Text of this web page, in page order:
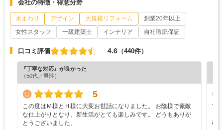
会社の特徴・得意分野
水まわり デザイン 大規模リフォーム
創業20年以上
女性スタッフ
一級建築士 インテリア 自社瑕疵保証
口コミ評価 4.6 （440件）
『丁寧な対応』が良かった
（50代／男性）
5
この度はＭ様とＨ様に大変お世話になりました。 お陰様で素敵
な仕上がりとなり、新生活がとても楽しみです。 どうもありが
とうございました。
営
確